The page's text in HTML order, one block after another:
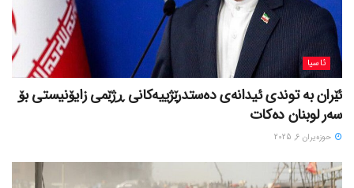
ئاسیا
ئێران بە توندی ئیدانەی دەستدرێژییەکانی ڕژێمی زایۆنیستی بۆ
سەر لوبنان دەکات
حوزه‌یران 6, 2025